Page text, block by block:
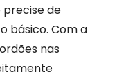
precise de
básico. Com a
nas